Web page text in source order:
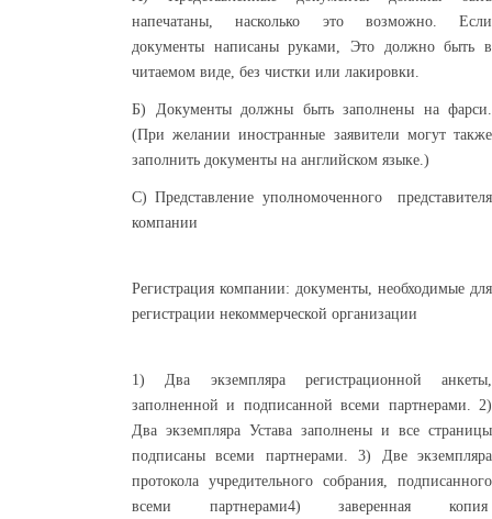
напечатаны, насколько это возможно. Если
документы написаны руками, Это должно быть в
читаемом виде, без чистки или лакировки.
Б) Документы должны быть заполнены на фарси.
(При желании иностранные заявители могут также
заполнить документы на английском языке.)
С) Представление уполномоченного представителя
компании
Регистрация компании: документы, необходимые для
регистрации некоммерческой организации
1) Два экземпляра регистрационной анкеты,
заполненной и подписанной всеми партнерами. 2)
Два экземпляра Устава заполнены и все страницы
подписаны всеми партнерами. 3) Две экземпляра
протокола учредительного собрания, подписанного
всеми партнерами4) заверенная копия